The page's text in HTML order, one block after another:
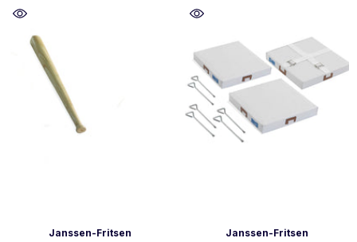
Vendeur:Janssen-Fritsen
Vendeur:Janssen-Fritsen